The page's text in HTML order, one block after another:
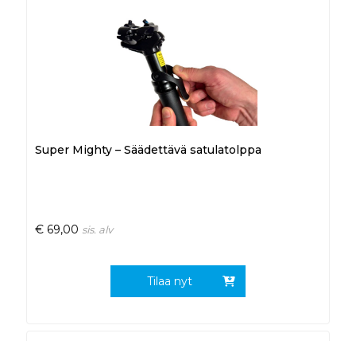
Super Mighty – Säädettävä satulatolppa
€ 69,00 sis. alv
Tilaa nyt